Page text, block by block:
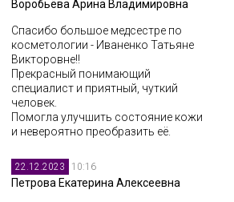
Воробьёва Арина Владимировна
Спасибо большое медсестре по
косметологии - Иваненко Татьяне
Викторовне!!
Прекрасный понимающий
специалист и приятный, чуткий
человек.
Помогла улучшить состояние кожи
и невероятно преобразить её.
22.12.2023 10:16
Петрова Екатерина Алексеевна